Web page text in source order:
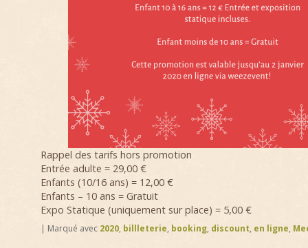
Rappel des tarifs hors promotion
Entrée adulte = 29,00 €
Enfants (10/16 ans) = 12,00 €
Enfants – 10 ans = Gratuit
Expo Statique (uniquement sur place) = 5,00 €
Marqué avec 2020, billleterie, booking, discount, en ligne,